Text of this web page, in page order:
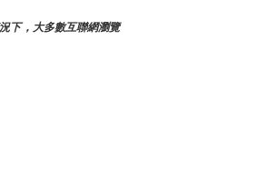
下，大多數互聯網瀏覽